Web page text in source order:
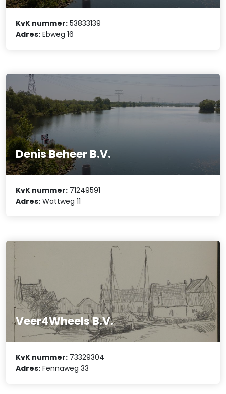
KvK nummer: 53833139
Adres: Ebweg 16
Denis Beheer B.V.
KvK nummer: 71249591
Adres: Wattweg 11
Veer4Wheels B.V.
KvK nummer: 73329304
Adres: Fennaweg 33